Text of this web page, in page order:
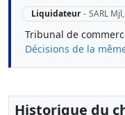
Liquidateur - SARL
Tribunal de
Décisions de la
Historique du